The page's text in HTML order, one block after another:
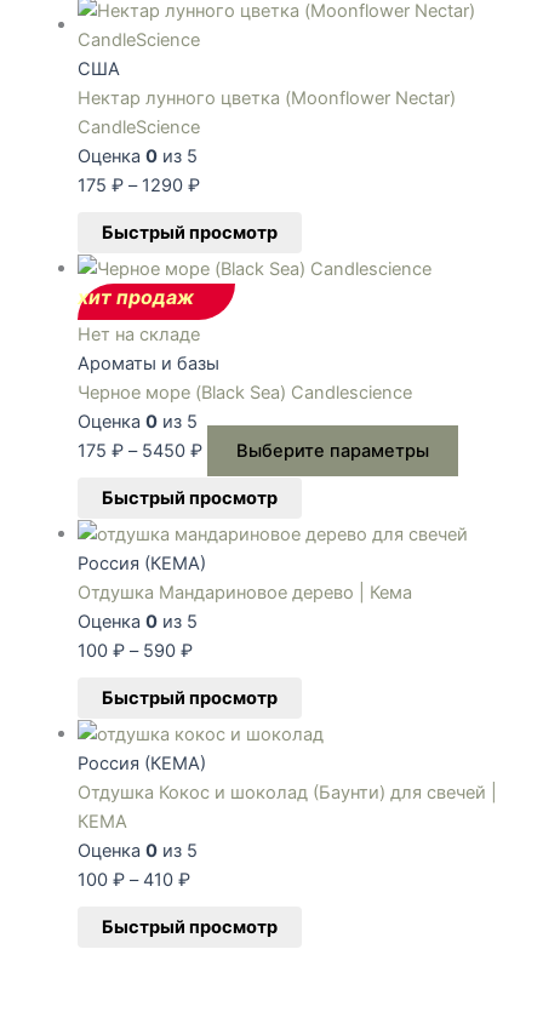
США
Нектар лунного цветка (Moonflower Nectar)
CandleScience
Оценка 0из 5
175 ₽ – 1290 ₽
Быстрый просмотр
хит продаж
Нет на складе
Ароматы и базы
Черное море (Black Sea) Candlescience
Оценка 0из 5
175 ₽ – 5450 ₽ Выберите параметры
Быстрый просмотр
Россия (КЕМА)
Отдушка Мандариновое дерево | Кема
Оценка 0из 5
100 ₽ – 590 ₽
Быстрый просмотр
Россия (КЕМА)
Отдушка Кокос и шоколад (Баунти) для свечей |
КЕМА
Оценка 0из 5
100 ₽ – 410 ₽
Быстрый просмотр